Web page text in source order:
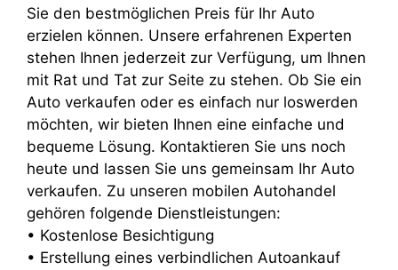
Sie den bestmöglichen Preis für Ihr Auto
erzielen können. Unsere erfahrenen Experten
stehen Ihnen jederzeit zur Verfügung, um Ihnen
mit Rat und Tat zur Seite zu stehen. Ob Sie ein
Auto verkaufen oder es einfach nur loswerden
möchten, wir bieten Ihnen eine einfache und
bequeme Lösung. Kontaktieren Sie uns noch
heute und lassen Sie uns gemeinsam Ihr Auto
verkaufen. Zu unseren mobilen Autohandel
gehören folgende Dienstleistungen:
• Kostenlose Besichtigung
• Erstellung eines verbindlichen Autoankauf